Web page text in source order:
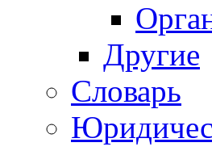
Другие
Словарь